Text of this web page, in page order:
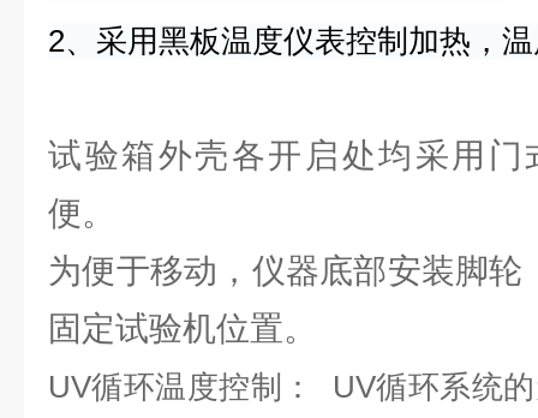
2、采用黑板温度仪表控制加热，
试验箱外壳各开启处均采用门
便。
为便于移动，仪器底部安装脚
固定试验机位置。
UV循环温度控制： UV循环系统